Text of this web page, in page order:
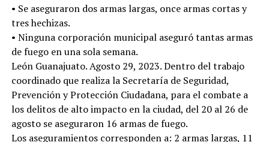
• Se aseguraron dos armas largas, once armas cortas y
tres hechizas.
• Ninguna corporación municipal aseguró tantas armas
de fuego en una sola semana.
León Guanajuato. Agosto 29, 2023. Dentro del trabajo
coordinado que realiza la Secretaría de Seguridad,
Prevención y Protección Ciudadana, para el combate a
los delitos de alto impacto en la ciudad, del 20 al 26 de
agosto se aseguraron 16 armas de fuego.
Los aseguramientos corresponden a: 2 armas largas, 11